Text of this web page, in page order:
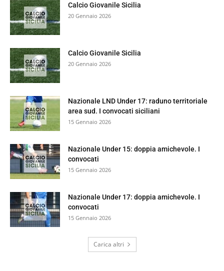
Calcio Giovanile Sicilia
20 Gennaio 2026
Calcio Giovanile Sicilia
20 Gennaio 2026
Nazionale LND Under 17: raduno territoriale
area sud. I convocati siciliani
15 Gennaio 2026
Nazionale Under 15: doppia amichevole. I
convocati
15 Gennaio 2026
Nazionale Under 17: doppia amichevole. I
convocati
15 Gennaio 2026
Carica altri